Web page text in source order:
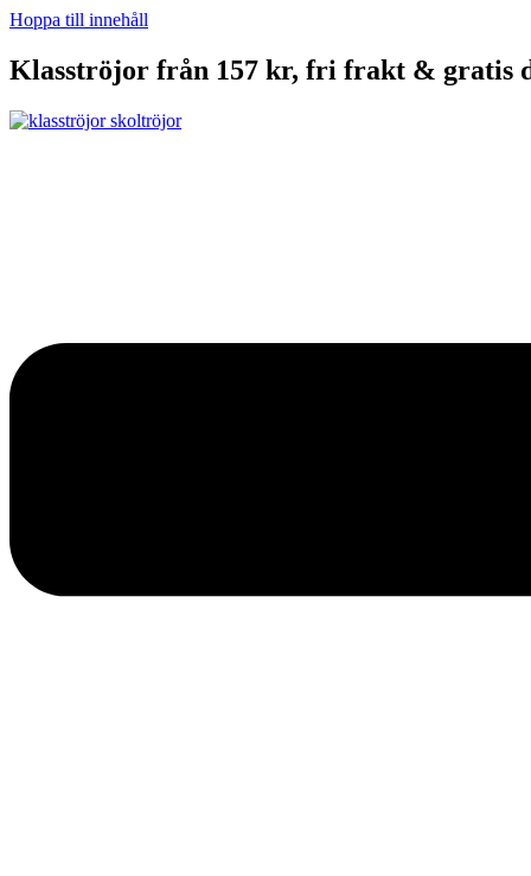
Hoppa till innehåll
Klasströjor från 157 kr, fri frakt & gratis